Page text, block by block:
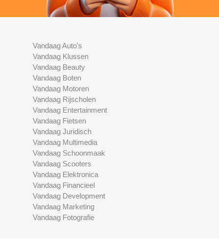
Vandaag Auto's
Vandaag Klussen
Vandaag Beauty
Vandaag Boten
Vandaag Motoren
Vandaag Rijscholen
Vandaag Entertainment
Vandaag Fietsen
Vandaag Juridisch
Vandaag Multimedia
Vandaag Schoonmaak
Vandaag Scooters
Vandaag Elektronica
Vandaag Financieel
Vandaag Development
Vandaag Marketing
Vandaag Fotografie